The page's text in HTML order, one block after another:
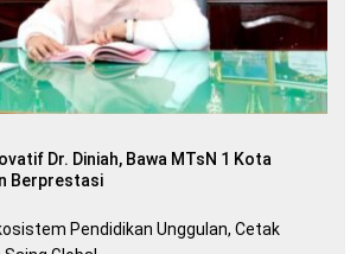
Dr. Diniah, Bawa MTsN 1 Kota
Berprestasi